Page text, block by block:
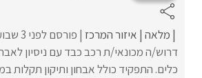
מלאה איזור המרכז פורסם לפני 3 שבועות
דרוש/ה מכונאי/ת רכב כבד עם ניסיון
כלים. התפקיד כולל אבחון ותיקון תקלות